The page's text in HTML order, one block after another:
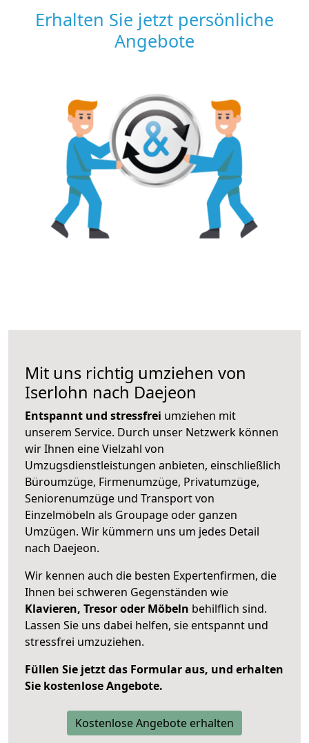
Erhalten Sie jetzt persönliche
Angebote
Mit uns richtig umziehen von
Iserlohn nach Daejeon
Entspannt und stressfrei umziehen mit
unserem Service. Durch unser Netzwerk können
wir Ihnen eine Vielzahl von
Umzugsdienstleistungen anbieten, einschließlich
Büroumzüge, Firmenumzüge, Privatumzüge,
Seniorenumzüge und Transport von
Einzelmöbeln als Groupage oder ganzen
Umzügen. Wir kümmern uns um jedes Detail
nach Daejeon.
Wir kennen auch die besten Expertenfirmen, die
Ihnen bei schweren Gegenständen wie
Klavieren, Tresor oder Möbeln behilflich sind.
Lassen Sie uns dabei helfen, sie entspannt und
stressfrei umzuziehen.
Füllen Sie jetzt das Formular aus, und erhalten
Sie kostenlose Angebote.
Kostenlose Angebote erhalten